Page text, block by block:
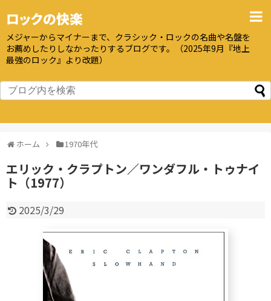
ロックの快楽
メジャーからマイナーまで、クラシック・ロックの名曲や名盤を
お薦めしたりしなかったりするブログです。（2025年9月『地上
最強のロック』より改題）
ホーム 1970年代
エリック・クラプトン／ワンダフル・トゥナイ
ト（1977）
2025/3/29